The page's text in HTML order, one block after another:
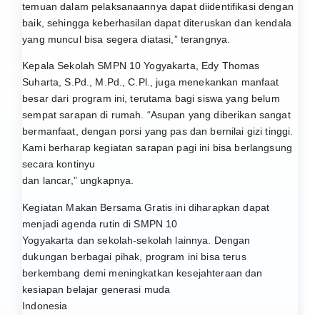
temuan dalam pelaksanaannya dapat diidentifikasi dengan
baik, sehingga keberhasilan dapat diteruskan dan kendala
yang muncul bisa segera diatasi,” terangnya.
Kepala Sekolah SMPN 10 Yogyakarta, Edy Thomas
Suharta, S.Pd., M.Pd., C.Pl., juga menekankan manfaat
besar dari program ini, terutama bagi siswa yang belum
sempat sarapan di rumah. “Asupan yang diberikan sangat
bermanfaat, dengan porsi yang pas dan bernilai gizi tinggi.
Kami berharap kegiatan sarapan pagi ini bisa berlangsung
secara kontinyu
dan lancar,” ungkapnya.
Kegiatan Makan Bersama Gratis ini diharapkan dapat
menjadi agenda rutin di SMPN 10
Yogyakarta dan sekolah-sekolah lainnya. Dengan
dukungan berbagai pihak, program ini bisa terus
berkembang demi meningkatkan kesejahteraan dan
kesiapan belajar generasi muda
Indonesia